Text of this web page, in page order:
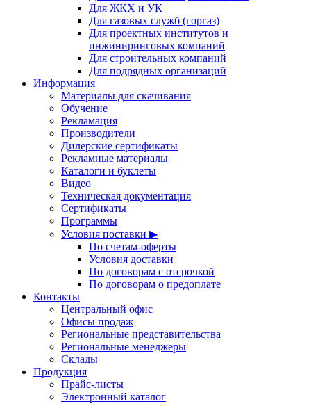
Для ЖКХ и УК
Для газовых служб (горгаз)
Для проектных институтов и
инжиниринговых компаний
Для строительных компаний
Для подрядных организаций
Информация
Материалы для скачивания
Обучение
Рекламация
Производители
Дилерские сертификаты
Рекламные материалы
Каталоги и буклеты
Видео
Техническая документация
Сертификаты
Программы
Условия поставки ▶
По счетам-оферты
Условия доставки
По договорам с отсрочкой
По договорам о предоплате
Контакты
Центральный офис
Офисы продаж
Региональные представительства
Региональные менеджеры
Склады
Продукция
Прайс-листы
Электронный каталог